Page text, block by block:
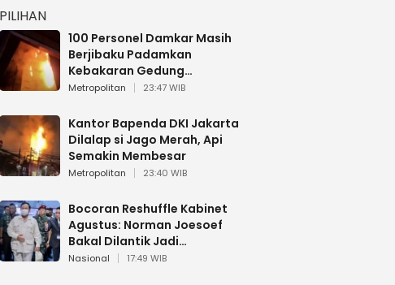
PILIHAN
100 Personel Damkar Masih
Berjibaku Padamkan
Kebakaran Gedung
Bapenda DKI
Metropolitan 23:47 WIB
Kantor Bapenda DKI Jakarta
Dilalap si Jago Merah, Api
Semakin Membesar
Metropolitan 23:40 WIB
Bocoran Reshuffle Kabinet
Agustus: Norman Joesoef
Bakal Dilantik Jadi
Wamenhan RI
Nasional 17:49 WIB